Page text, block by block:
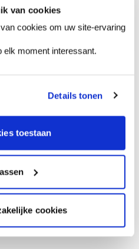
van cookies
cookies om uw site-ervaring
elk moment interessant.
Details tonen
toestaan
cookies
vr), binnen 2 à 3
3(2H)-on,
5-chloor-2-methyl-4-
methyl-2H-
allergische reactie